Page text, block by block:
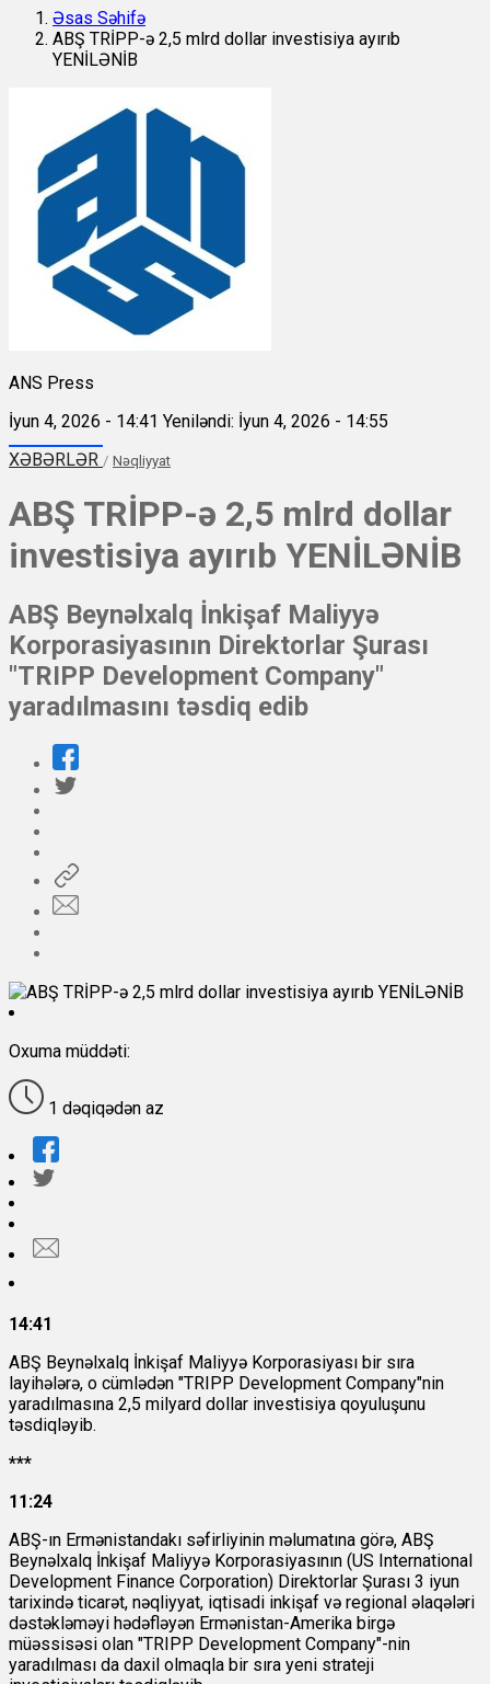
Əsas Səhifə
ABŞ TRİPP-ə 2,5 mlrd dollar investisiya ayırıb
YENİLƏNİB
ANS Press
İyun 4, 2026 - 14:41 Yeniləndi: İyun 4, 2026 - 14:55
XƏBƏRLƏR / Nəqliyyat
ABŞ TRİPP-ə 2,5 mlrd dollar
investisiya ayırıb YENİLƏNİB
ABŞ Beynəlxalq İnkişaf Maliyyə
Korporasiyasının Direktorlar Şurası
"TRIPP Development Company"
yaradılmasını təsdiq edib
Oxuma müddəti:
1 dəqiqədən az
14:41
ABŞ Beynəlxalq İnkişaf Maliyyə Korporasiyası bir sıra
layihələrə, o cümlədən "TRIPP Development Company"nin
yaradılmasına 2,5 milyard dollar investisiya qoyuluşunu
təsdiqləyib.
***
11:24
ABŞ-ın Ermənistandakı səfirliyinin məlumatına görə, ABŞ
Beynəlxalq İnkişaf Maliyyə Korporasiyasının (US International
Development Finance Corporation) Direktorlar Şurası 3 iyun
tarixində ticarət, nəqliyyat, iqtisadi inkişaf və regional əlaqələri
dəstəkləməyi hədəfləyən Ermənistan-Amerika birgə
müəssisəsi olan "TRIPP Development Company"-nin
yaradılması da daxil olmaqla bir sıra yeni strateji